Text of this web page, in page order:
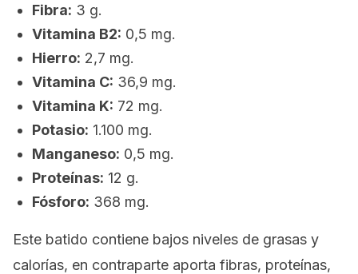
Fibra: 3 g.
Vitamina B2: 0,5 mg.
Hierro: 2,7 mg.
Vitamina C: 36,9 mg.
Vitamina K: 72 mg.
Potasio: 1.100 mg.
Manganeso: 0,5 mg.
Proteínas: 12 g.
Fósforo: 368 mg.
Este batido contiene bajos niveles de grasas y
calorías, en contraparte aporta fibras, proteínas,